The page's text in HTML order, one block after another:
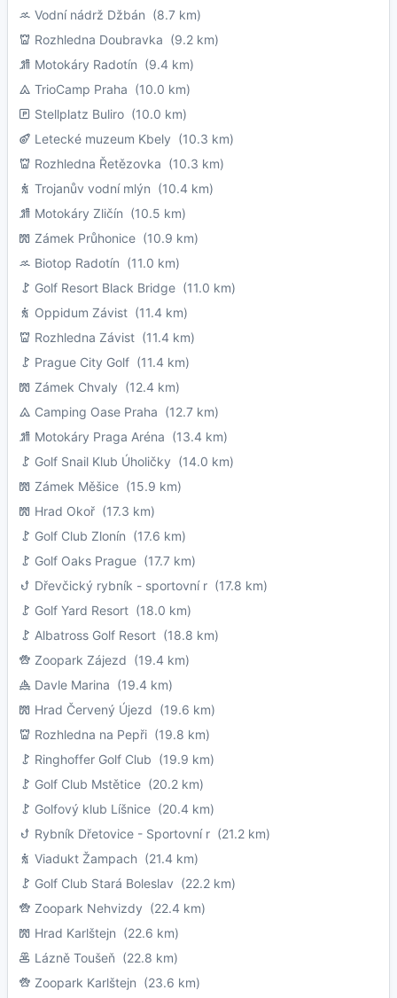
Vodní nádrž Džbán (8.7 km)
Rozhledna Doubravka (9.2 km)
Motokáry Radotín (9.4 km)
TrioCamp Praha (10.0 km)
Stellplatz Buliro (10.0 km)
Letecké muzeum Kbely (10.3 km)
Rozhledna Řetězovka (10.3 km)
Trojanův vodní mlýn (10.4 km)
Motokáry Zličín (10.5 km)
Zámek Průhonice (10.9 km)
Biotop Radotín (11.0 km)
Golf Resort Black Bridge (11.0 km)
Oppidum Závist (11.4 km)
Rozhledna Závist (11.4 km)
Prague City Golf (11.4 km)
Zámek Chvaly (12.4 km)
Camping Oase Praha (12.7 km)
Motokáry Praga Aréna (13.4 km)
Golf Snail Klub Úholičky (14.0 km)
Zámek Měšice (15.9 km)
Hrad Okoř (17.3 km)
Golf Club Zlonín (17.6 km)
Golf Oaks Prague (17.7 km)
Dřevčický rybník - sportovní r (17.8 km)
Golf Yard Resort (18.0 km)
Albatross Golf Resort (18.8 km)
Zoopark Zájezd (19.4 km)
Davle Marina (19.4 km)
Hrad Červený Újezd (19.6 km)
Rozhledna na Pepři (19.8 km)
Ringhoffer Golf Club (19.9 km)
Golf Club Mstětice (20.2 km)
Golfový klub Líšnice (20.4 km)
Rybník Dřetovice - Sportovní r (21.2 km)
Viadukt Žampach (21.4 km)
Golf Club Stará Boleslav (22.2 km)
Zoopark Nehvizdy (22.4 km)
Hrad Karlštejn (22.6 km)
Lázně Toušeň (22.8 km)
Zoopark Karlštejn (23.6 km)